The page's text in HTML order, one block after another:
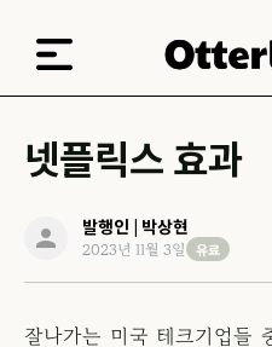
넷플릭스 효과
발행인 | 박상현
2023년 11월 3일 유료
잘나가는 미국 테크기업들